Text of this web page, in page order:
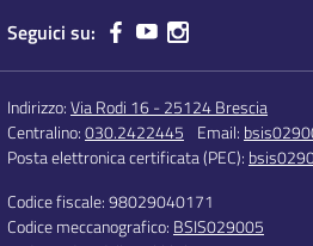
Seguici su:
Indirizzo:Via Rodi 16 - 25124 Brescia
Centralino:030.2422445 Email:
Posta elettronica certificata (PEC):
Codice fiscale: 98029040171
Codice meccanografico: BSIS029005